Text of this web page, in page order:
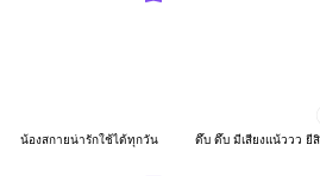
น้องสกายน่ารักใช้ได้ทุกวัน